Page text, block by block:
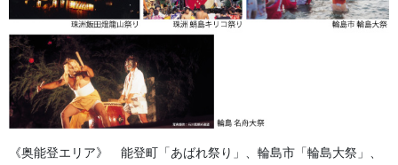
《奥能登エリア》 能登町「あばれ祭り」、輪島市「輪島大祭」、